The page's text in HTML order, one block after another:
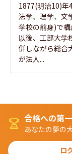
1877(明治10)年
法学、理学、文
学校の前身)で構
以後、工部大学
併しながら総合
が法人...
合格への第
あなたの夢の
ロ